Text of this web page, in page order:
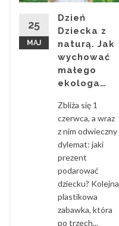
25
MAJ
Dzień
Dziecka z
naturą. Jak
wychować
małego
ekologa…
Zbliża się 1
czerwca, a wraz
z nim odwieczny
dylemat: jaki
prezent
podarować
dziecku? Kolejna
plastikowa
zabawka, która
po trzech...